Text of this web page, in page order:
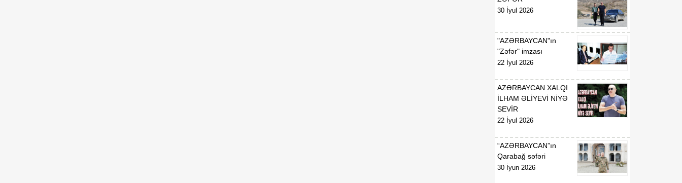
sektoru “Moody’s”dən
16:28
07 Avqust
Azərbaycan və
Ermənistan arasında sülh
inkişaf mərhələsinin
əsasını qoya bilər
16:27
07 Avqust
30 İyul 2026
"AZƏRBAYCAN"ın
"Zəfər" imzası
22 İyul 2026
AZƏRBAYCAN XALQI
İLHAM ƏLİYEVİ NİYƏ
SEVİR
22 İyul 2026
“AZƏRBAYCAN”ın
Qarabağ səfəri
30 İyun 2026